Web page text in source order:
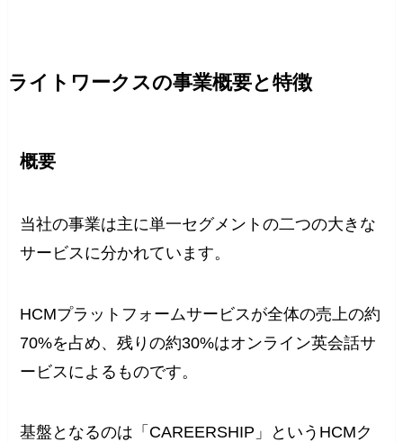
ライトワークスの事業概要と特徴
概要
当社の事業は主に単一セグメントの二つの大きな
サービスに分かれています。
HCMプラットフォームサービスが全体の売上の約
70%を占め、残りの約30%はオンライン英会話サ
ービスによるものです。
基盤となるのは「CAREERSHIP」というHCMク